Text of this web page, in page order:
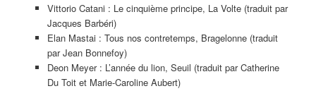
Vittorio Catani : Le cinquième principe, La Volte (traduit par
Jacques Barbéri)
Elan Mastai : Tous nos contretemps, Bragelonne (traduit
par Jean Bonnefoy)
Deon Meyer : L’année du lion, Seuil (traduit par Catherine
Du Toit et Marie-Caroline Aubert)